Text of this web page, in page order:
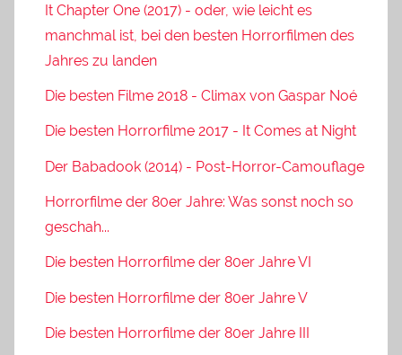
It Chapter One (2017) - oder, wie leicht es
manchmal ist, bei den besten Horrorfilmen des
Jahres zu landen
Die besten Filme 2018 - Climax von Gaspar Noé
Die besten Horrorfilme 2017 - It Comes at Night
Der Babadook (2014) - Post-Horror-Camouflage
Horrorfilme der 80er Jahre: Was sonst noch so
geschah...
Die besten Horrorfilme der 80er Jahre VI
Die besten Horrorfilme der 80er Jahre V
Die besten Horrorfilme der 80er Jahre III